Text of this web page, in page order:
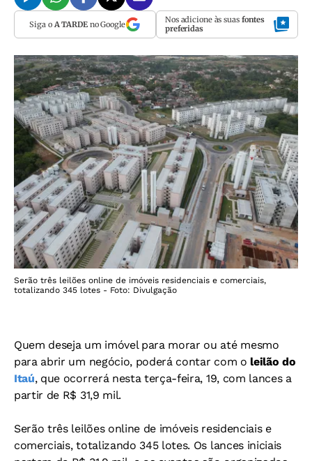
Siga o A TARDEno Google Nos adicione às suas fontes
preferidas
Serão três leilões online de imóveis residenciais e comerciais,
totalizando 345 lotes - Foto: Divulgação
Quem deseja um imóvel para morar ou até mesmo
para abrir um negócio, poderá contar com o leilão do
Itaú, que ocorrerá nesta terça-feira, 19,com lances a
partir de R$ 31,9 mil.
Serão três leilões online de imóveis residenciais e
comerciais, totalizando 345 lotes. Os lances iniciais